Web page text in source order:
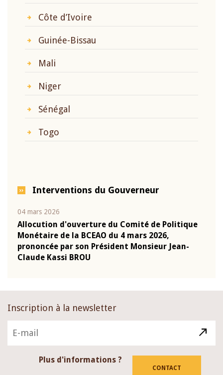
Côte d’Ivoire
Guinée-Bissau
Mali
Niger
Sénégal
Togo
Interventions du Gouverneur
04 mars 2026
Allocution d'ouverture du Comité de Politique
Monétaire de la BCEAO du 4 mars 2026,
prononcée par son Président Monsieur Jean-
Claude Kassi BROU
Inscription à la newsletter
Plus d'informations ?
CONTACT